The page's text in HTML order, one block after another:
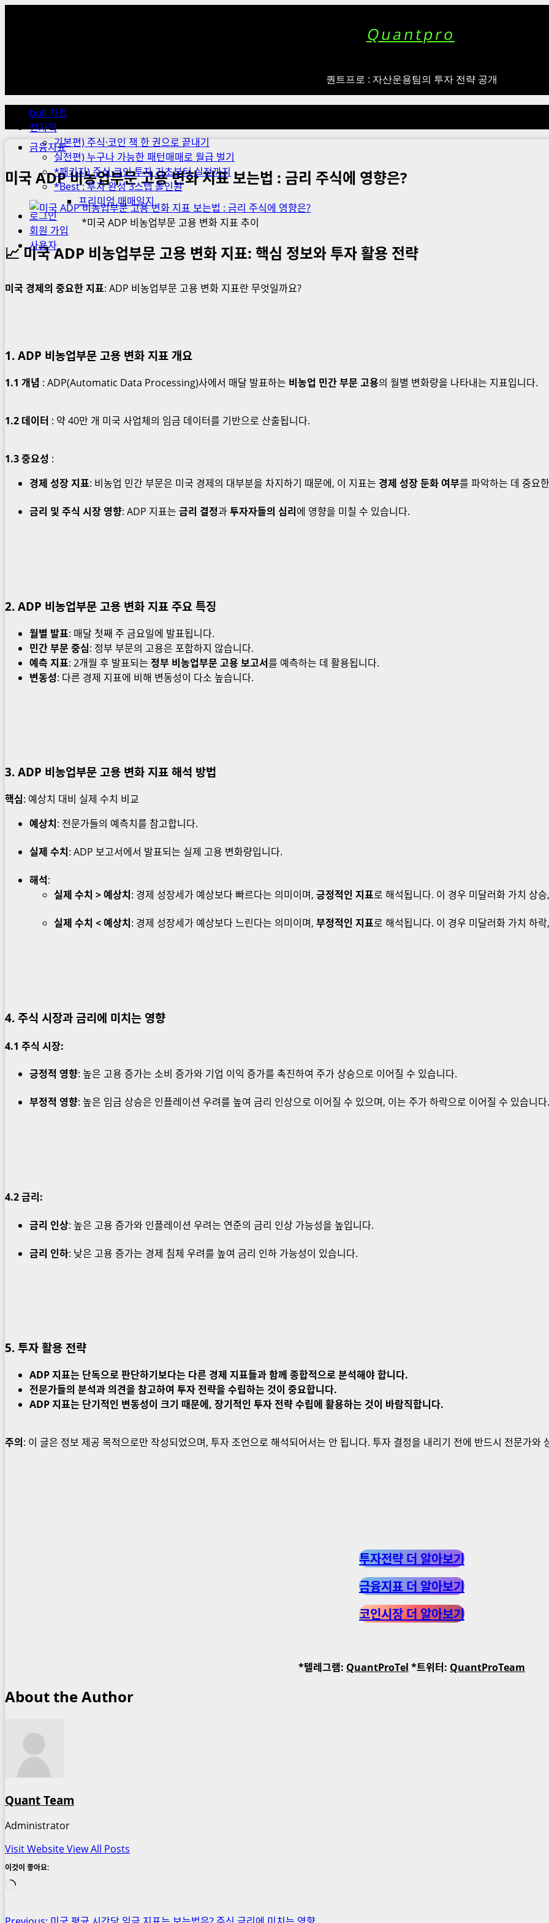
Quantpro
퀀트프로 : 자산운용팀의 투자 전략 공개
Menu
bull 차트
전자책
기본편) 주식·코인 책 한 권으로 끝내기
실전편) 누구나 가능한 패턴매매로 월급 벌기
*패키지) 주식·코인 투자 기초부터 실전까지
*Best : 투자 완성 3스텝 올인원
프리미엄 매매일지
로그인
회원 가입
사용자
금융지표
미국 ADP 비농업부문 고용 변화 지표 보는법 : 금리 주식에 영향은?
*미국 ADP 비농업부문 고용 변화 지표 추이
📈 미국 ADP 비농업부문 고용 변화 지표: 핵심 정보와 투자 활용 전략
미국 경제의 중요한 지표: ADP 비농업부문 고용 변화 지표란 무엇일까요?
1. ADP 비농업부문 고용 변화 지표 개요
1.1 개념 : ADP(Automatic Data Processing)사에서 매달 발표하는 비농업 민간 부문 고용의 월별 변화량을 나타내는 지표입니다.
1.2 데이터 : 약 40만 개 미국 사업체의 임금 데이터를 기반으로 산출됩니다.
1.3 중요성 :
경제 성장 지표: 비농업 민간 부문은 미국 경제의 대부분을 차지하기 때문에, 이 지표는 경제 성장 둔화 여부를 파악하는 데 중요
금리 및 주식 시장 영향: ADP 지표는 금리 결정과투자자들의 심리에 영향을 미칠 수 있습니다.
2. ADP 비농업부문 고용 변화 지표 주요 특징
월별 발표: 매달 첫째 주 금요일에 발표됩니다.
민간 부문 중심: 정부 부문의 고용은 포함하지 않습니다.
예측 지표: 2개월 후 발표되는 정부 비농업부문 고용 보고서를 예측하는 데 활용됩니다.
변동성: 다른 경제 지표에 비해 변동성이 다소 높습니다.
3. ADP 비농업부문 고용 변화 지표 해석 방법
핵심: 예상치 대비 실제 수치 비교
예상치: 전문가들의 예측치를 참고합니다.
실제 수치: ADP 보고서에서 발표되는 실제 고용 변화량입니다.
해석:
실제 수치 > 예상치: 경제 성장세가 예상보다 빠르다는 의미이며, 긍정적인 지표로 해석됩니다. 이 경우 미달러화 가치 상
실제 수치 < 예상치: 경제 성장세가 예상보다 느린다는 의미이며, 부정적인 지표로 해석됩니다. 이 경우 미달러화 가치 하
4. 주식 시장과 금리에 미치는 영향
4.1 주식 시장:
긍정적 영향: 높은 고용 증가는 소비 증가와 기업 이익 증가를 촉진하여 주가 상승으로 이어질 수 있습니다.
부정적 영향: 높은 임금 상승은 인플레이션 우려를 높여 금리 인상으로 이어질 수 있으며, 이는 주가 하락으로 이어질 수 있습니다.
4.2금리:
금리 인상: 높은 고용 증가와 인플레이션 우려는 연준의 금리 인상 가능성을 높입니다.
금리 인하: 낮은 고용 증가는 경제 침체 우려를 높여 금리 인하 가능성이 있습니다.
5. 투자 활용 전략
ADP 지표는 단독으로 판단하기보다는 다른 경제 지표들과 함께 종합적으로 분석해야 합니다.
전문가들의 분석과 의견을 참고하여 투자 전략을 수립하는 것이 중요합니다.
ADP 지표는 단기적인 변동성이 크기 때문에, 장기적인 투자 전략 수립에 활용하는 것이 바람직합니다.
주의: 이 글은 정보 제공 목적으로만 작성되었으며, 투자 조언으로 해석되어서는 안 됩니다. 투자 결정을 내리기 전에 반드시 전문가와
투자전략 더 알아보기
금융지표 더 알아보기
코인시장 더 알아보기
*텔레그램: QuantProTel *트위터: QuantProTeam
About the Author
Quant Team
Administrator
Visit WebsiteView All Posts
이것이 좋아요:
로
중...